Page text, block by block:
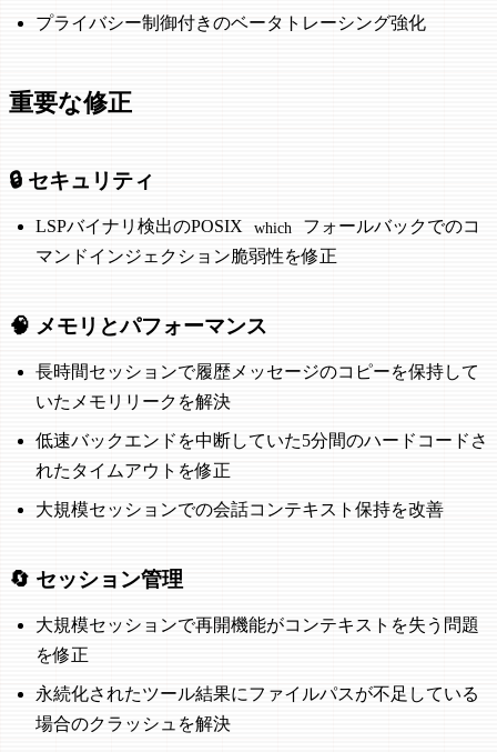
プライバシー制御付きのベータトレーシング強化
重要な修正
🔒 セキュリティ
LSPバイナリ検出のPOSIX which
フォールバックでのコ
マンドインジェクション脆弱性を修正
🧠 メモリとパフォーマンス
長時間セッションで履歴メッセージのコピーを保持して
いたメモリリークを解決
低速バックエンドを中断していた5分間のハードコードさ
れたタイムアウトを修正
大規模セッションでの会話コンテキスト保持を改善
🔄 セッション管理
大規模セッションで再開機能がコンテキストを失う問題
を修正
永続化されたツール結果にファイルパスが不足している
場合のクラッシュを解決